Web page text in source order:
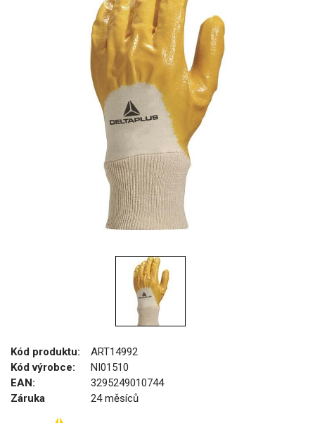
Kód produktu:
ART14992
Kód výrobce:
NI01510
EAN:
3295249010744
Záruka
24 měsíců